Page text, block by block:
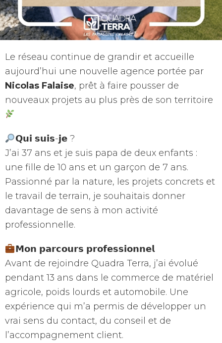
Le réseau continue de grandir et accueille
aujourd’hui une nouvelle agence portée par
Nicolas Falaise, prêt à faire pousser de
nouveaux projets au plus près de son territoire
𝗤𝘂𝗶 𝘀𝘂𝗶𝘀-𝗷𝗲 ?
J’ai 37 ans et je suis papa de deux enfants :
une fille de 10 ans et un garçon de 7 ans.
Passionné par la nature, les projets concrets et
le travail de terrain, je souhaitais donner
davantage de sens à mon activité
professionnelle.
𝗠𝗼𝗻 𝗽𝗮𝗿𝗰𝗼𝘂𝗿𝘀 𝗽𝗿𝗼𝗳𝗲𝘀𝘀𝗶𝗼𝗻𝗻𝗲𝗹
Avant de rejoindre Quadra Terra, j’ai évolué
pendant 13 ans dans le commerce de matériel
agricole, poids lourds et automobile. Une
expérience qui m’a permis de développer un
vrai sens du contact, du conseil et de
l’accompagnement client.